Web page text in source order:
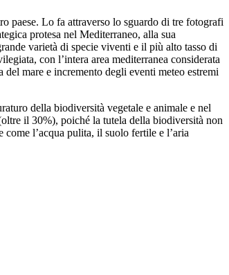
paese. Lo fa attraverso lo sguardo di tre fotografi
protesa nel Mediterraneo, alla sua
varietà di specie viventi e il più alto tasso di
con l’intera area mediterranea considerata
mare e incremento degli eventi meteo estremi
della biodiversità vegetale e animale e nel
il 30%), poiché la tutela della biodiversità non
come l’acqua pulita, il suolo fertile e l’aria